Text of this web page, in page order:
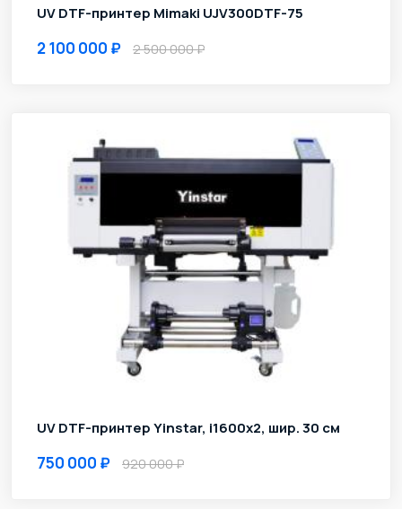
UV DTF-принтер Mimaki UJV300DTF-75
2 100 000 2 500 000
UV DTF-принтер Yinstar, i1600х2, шир. 30 см
750 000 920 000